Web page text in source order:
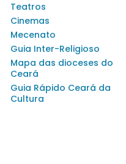
Teatros
Cinemas
Mecenato
Guia Inter-Religioso
Mapa das dioceses do
Ceará
Guia Rápido Ceará da
Cultura